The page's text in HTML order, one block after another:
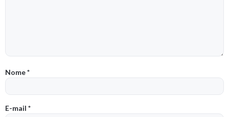
Nome*
E-mail *